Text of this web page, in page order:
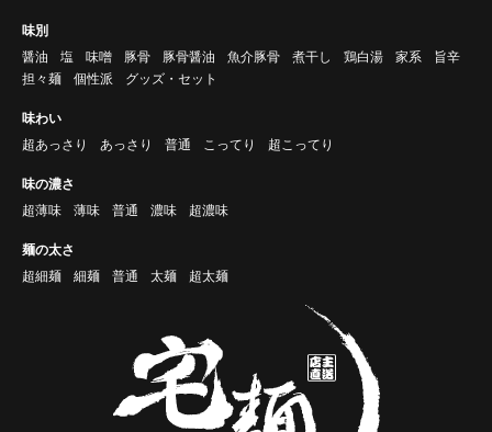
味別
醤油
塩 味噌 豚骨 豚骨醤油 魚介豚骨 煮干し 鶏白湯 家系
旨辛
担々麺
個性派 グッズ・セット
味わい
超あっさり
あっさり 普通 こってり 超こってり
味の濃さ
超薄味
薄味 普通 濃味 超濃味
麺の太さ
超細麺
細麺 普通 太麺 超太麺